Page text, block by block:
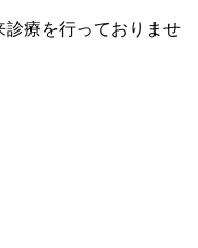
診療を行っておりませ